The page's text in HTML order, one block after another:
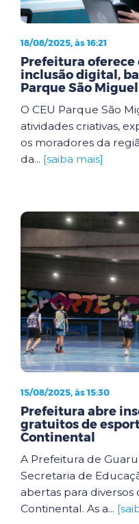
18/08/2025, às 16:21
Prefeitura oferece
inclusão digital,
Parque São Miguel
O CEU Parque São
atividades criativas,
os moradores da
da... [saiba mais]
15/08/2025, às 15:30
Prefeitura abre
gratuitos de
Continental
A Prefeitura de
Secretaria de
abertas para diversos
Continental. As a...